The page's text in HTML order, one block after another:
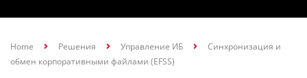
Home Решения Управление ИБ
Синхронизация и
обмен корпоративными файлами (EFSS)